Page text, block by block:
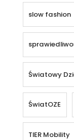
slow fashion
Światowy
ŚwiatOZE
TIER Mobility